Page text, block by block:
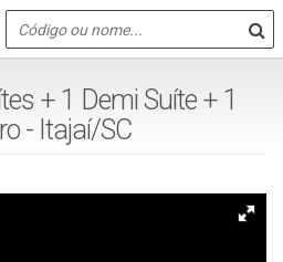
+ 1 Demi Suíte + 1
- Itajaí/SC